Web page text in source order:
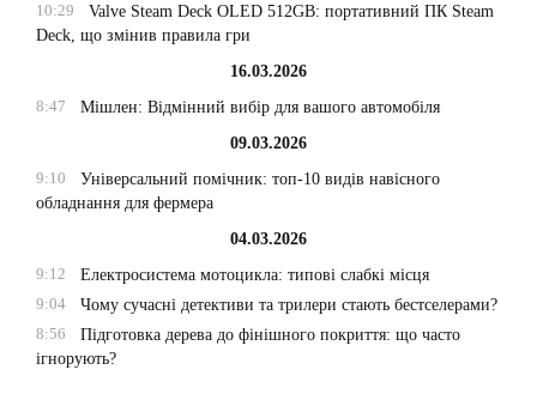
10:29
Valve Steam Deck OLED 512GB: портативний ПК Steam
Deck, що змінив правила гри
16.03.2026
8:47
Мішлен: Відмінний вибір для вашого автомобіля
09.03.2026
9:10
Універсальний помічник: топ-10 видів навісного
обладнання для фермера
04.03.2026
9:12
Електросистема мотоцикла: типові слабкі місця
9:04
Чому сучасні детективи та трилери стають бестселерами?
8:56
Підготовка дерева до фінішного покриття: що часто
ігнорують?